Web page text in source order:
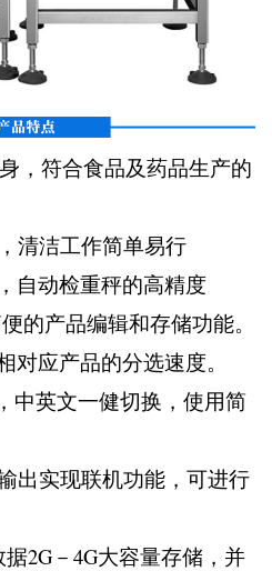
，符合食品及药品生产的
清洁工作简单易行
自动检重秤的高精度
的产品编辑和存储功能。
对应产品的分选速度。
中英文一健切换，使用简
出实现联机功能，可进行
2G－4G大容量存储，并